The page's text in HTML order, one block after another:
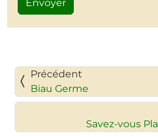
Précédent
Biau Germe
Savez-vous